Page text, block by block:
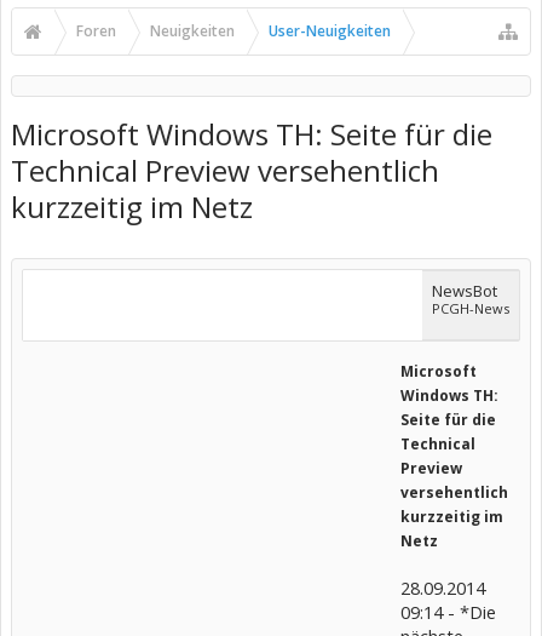
Foren Neuigkeiten User-Neuigkeiten
Microsoft Windows TH: Seite für die
Technical Preview versehentlich
kurzzeitig im Netz
NewsBot
PCGH-News
Microsoft
Windows TH:
Seite für die
Technical
Preview
versehentlich
kurzzeitig im
Netz
28.09.2014
09:14 - *Die